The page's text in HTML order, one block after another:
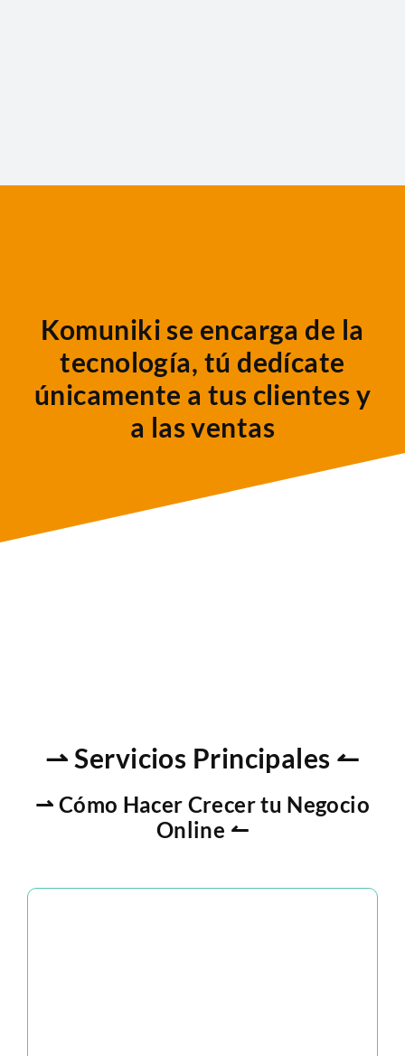
Komuniki se encarga de la
tecnología, tú dedícate
únicamente a tus clientes y
a las ventas
⇀ Servicios Principales ↼
⇀ Cómo Hacer Crecer tu Negocio
Online ↼